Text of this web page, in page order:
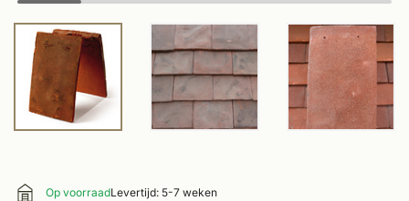
Op voorraadLevertijd: 5-7 weken